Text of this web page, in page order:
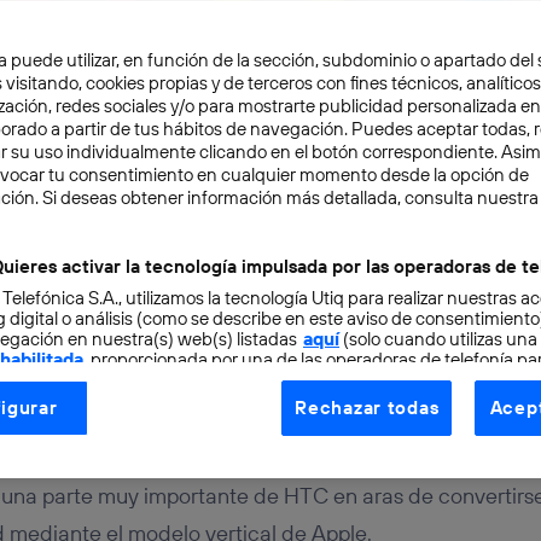
3 min
una parte de
la excelencia
parte muy importante de HTC en aras de
el modelo vertical de Apple.
puede utilizar, en función de la sección, subdominio o apartado del
visitando, cookies propias y de terceros con fines técnicos,
redes sociales y/o para mostrarte publicidad personalizada
a partir de tus hábitos de navegación. Puedes aceptar todas,
su uso individualmente clicando en el botón correspondiente.
tu consentimiento en cualquier momento desde la opción de
Si deseas obtener información más detallada, consulta nuestra
activar la tecnología impulsada por las operadoras de
S.A., utilizamos la tecnología Utiq para realizar nuestras
digital o análisis (como se describe en este aviso de
en nuestra(s) web(s) listadas aquí(solo cuando utilizas una
, proporcionada por una de las operadoras de telefonía
consentimiento en cada página web).
Utiq está diseñada con la privacidad como prioridad
tu dirección IP y otra información de la cuenta de cliente de
a la conexión que utilizas (p. ej., número de teléfono móvil).
Rechazar todas